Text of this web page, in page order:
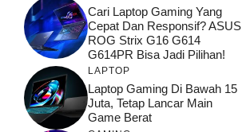
Cari Laptop Gaming Yang
Cepat Dan Responsif? ASUS
ROG Strix G16 G614
G614PR Bisa Jadi Pilihan!
LAPTOP
Laptop Gaming Di Bawah 15
Juta, Tetap Lancar Main
Game Berat